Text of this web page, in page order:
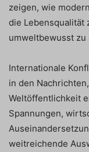
zeigen, wie
die Lebensqualität
umweltbewusst zu
Internationale
in den
Weltöffentlichkeit
Spannungen,
weitreichende